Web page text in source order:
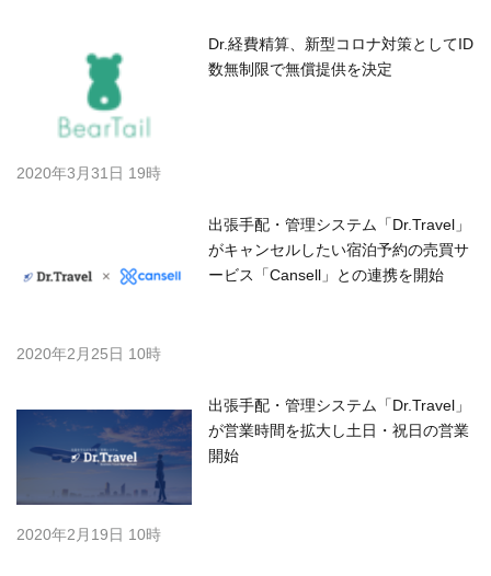
Dr.経費精算、新型コロナ対策としてID
数無制限で無償提供を決定
2020年3月31日 19時
出張手配・管理システム「Dr.Travel」
がキャンセルしたい宿泊予約の売買サ
ービス「Cansell」との連携を開始
2020年2月25日 10時
出張手配・管理システム「Dr.Travel」
が営業時間を拡大し土日・祝日の営業
開始
2020年2月19日 10時